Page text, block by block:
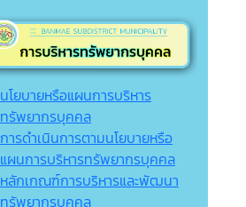
นโยบายหรือแผนการบริหาร
ทรัพยากรบุคคล
การดำเนินการตามนโยบายหรือ
แผนการบริหารทรัพยากรบุคคล
หลักเกณฑ์การบริหารและพัฒนา
ทรัพยากรบุคคล